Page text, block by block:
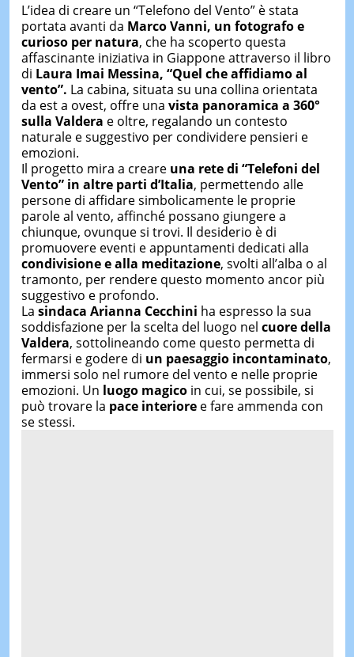
L’idea di creare un “Telefono del Vento” è stata
portata avanti da Marco Vanni, un fotografo e
curioso per natura, che ha scoperto questa
affascinante iniziativa in Giappone attraverso il libro
di Laura Imai Messina, “Quel che affidiamo al
vento”. La cabina, situata su una collina orientata
da est a ovest, offre una vista panoramica a 360°
sulla Valdera e oltre, regalando un contesto
naturale e suggestivo per condividere pensieri e
emozioni.
Il progetto mira a creare una rete di “Telefoni del
Vento” in altre parti d’Italia, permettendo alle
persone di affidare simbolicamente le proprie
parole al vento, affinché possano giungere a
chiunque, ovunque si trovi. Il desiderio è di
promuovere eventi e appuntamenti dedicati alla
condivisione e alla meditazione, svolti all’alba o al
tramonto, per rendere questo momento ancor più
suggestivo e profondo.
La sindaca Arianna Cecchini ha espresso la sua
soddisfazione per la scelta del luogo nel cuore della
Valdera, sottolineando come questo permetta di
fermarsi e godere di un paesaggio incontaminato,
immersi solo nel rumore del vento e nelle proprie
emozioni. Un luogo magicoin cui, se possibile, si
può trovare la pace interioree fare ammenda con
se stessi.